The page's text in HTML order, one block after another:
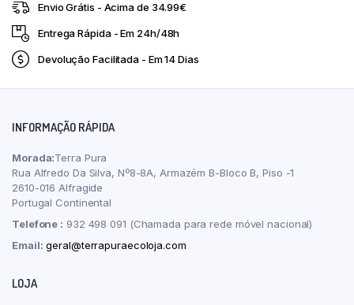
Envio Grátis - Acima de 34.99€
Entrega Rápida - Em 24h/48h
Devolução Facilitada - Em 14 Dias
INFORMAÇÃO RÁPIDA
Morada:Terra Pura
Rua Alfredo Da Silva, Nº8-8A, Armazém B-Bloco B, Piso -1
2610-016 Alfragide
Portugal Continental
Telefone : 932 498 091 (Chamada para rede móvel nacional)
Email: geral@terrapuraecoloja.com
LOJA